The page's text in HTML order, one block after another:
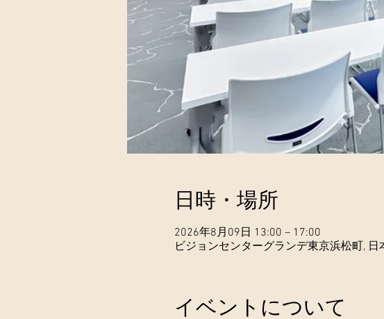
日時・場所
2026年8月09日 13:00 – 17:00
ビジョンセンターグランデ東京浜松町,
イベントについて